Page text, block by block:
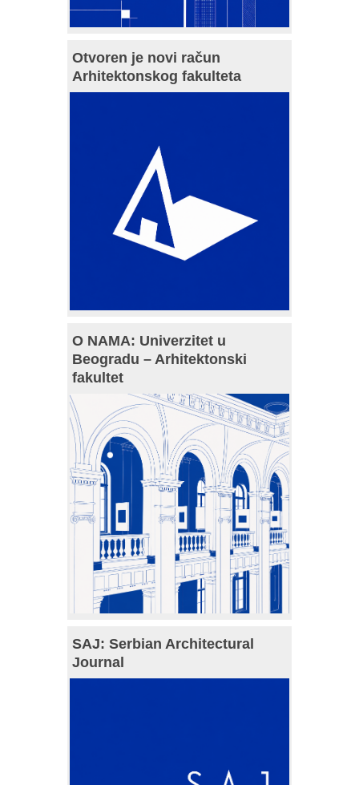
Otvoren je novi račun
Arhitektonskog fakulteta
O NAMA: Univerzitet u
Beogradu – Arhitektonski
fakultet
SAJ: Serbian Architectural
Journal